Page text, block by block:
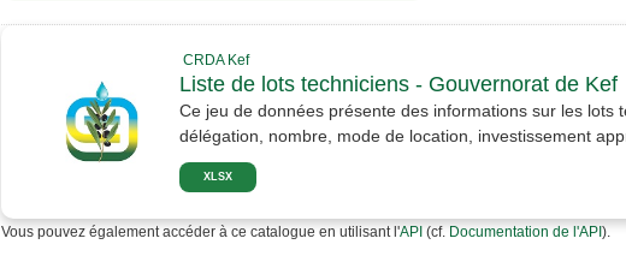
CRDA Kef
Liste de lots techniciens - Gouvernorat de Kef
Ce jeu de données présente des informations sur les
délégation, nombre, mode de location, investissement
XLSX
Vous pouvez également accéder à ce catalogue en utilisant l'API (cf. Documentation de l'API ).